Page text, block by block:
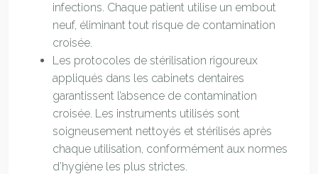
infections. Chaque patient utilise un embout
neuf, éliminant tout risque de contamination
croisée.
Les protocoles de stérilisation rigoureux
appliqués dans les cabinets dentaires
garantissent l’absence de contamination
croisée. Les instruments utilisés sont
soigneusement nettoyés et stérilisés après
chaque utilisation, conformément aux normes
d’hygiène les plus strictes.